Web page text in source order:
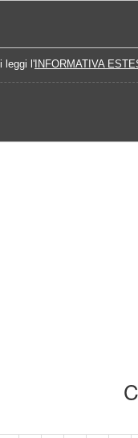
leggi l' INFORMATIVA
2025 Calendario